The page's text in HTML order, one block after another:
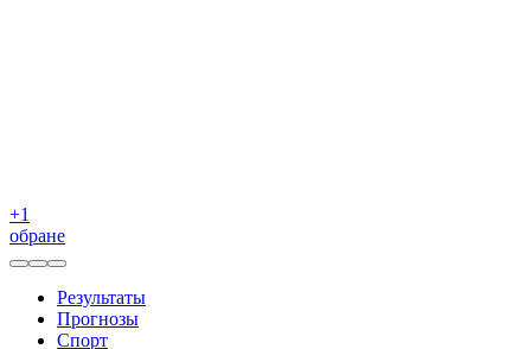
+1
обране
Результаты
Прогнозы
Спорт